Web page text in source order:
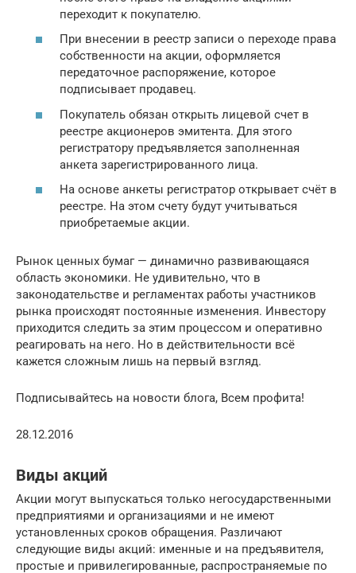
переходит к покупателю.
При внесении в реестр записи о переходе права
собственности на акции, оформляется
передаточное распоряжение, которое
подписывает продавец.
Покупатель обязан открыть лицевой счет в
реестре акционеров эмитента. Для этого
регистратору предъявляется заполненная
анкета зарегистрированного лица.
На основе анкеты регистратор открывает счёт в
реестре. На этом счету будут учитываться
приобретаемые акции.
Рынок ценных бумаг — динамично развивающаяся
область экономики. Не удивительно, что в
законодательстве и регламентах работы участников
рынка происходят постоянные изменения. Инвестору
приходится следить за этим процессом и оперативно
реагировать на него. Но в действительности всё
кажется сложным лишь на первый взгляд.
Подписывайтесь на новости блога, Всем профита!
28.12.2016
Виды акций
Акции могут выпускаться только негосударственными
предприятиями и организациями и не имеют
установленных сроков обращения. Различают
следующие виды акций: именные и на предъявителя,
простые и привилегированные, распространяемые по